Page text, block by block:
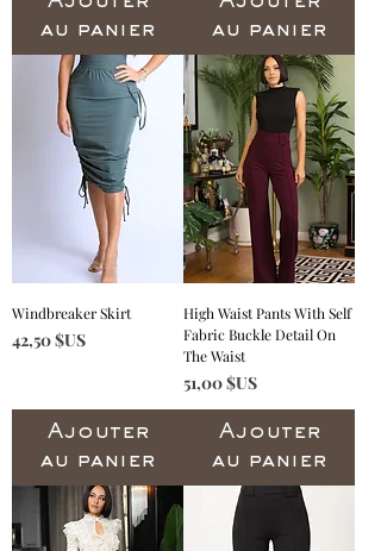
au panier
au panier
Windbreaker Skirt
Prix
42,50 $US
Ajouter
au panier
High Waist Pants With Self
Fabric Buckle Detail On
The Waist
Prix
51,00 $US
Ajouter
au panier